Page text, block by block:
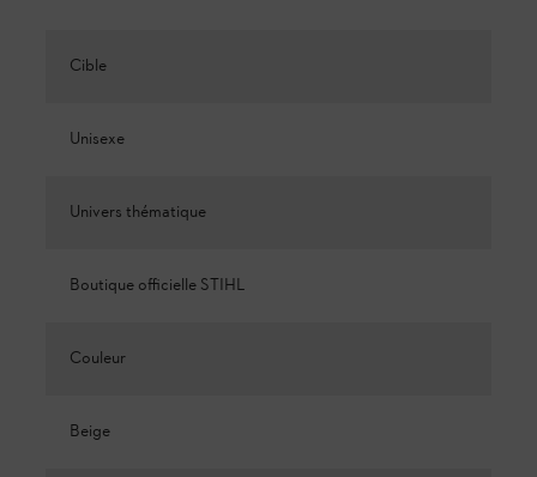
Cible
Unisexe
Univers thématique
Boutique officielle STIHL
Couleur
Beige